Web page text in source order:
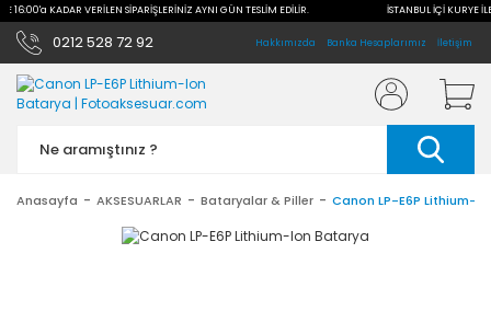
16:00'a KADAR VERİLEN SİPARİŞLERİNİZ AYNI GÜN TESLİM EDİLİR. İSTANBUL İÇİ KURYE
0212 528 72 92 Hakkımızda Banka Hesaplarımız İletişim
Anasayfa AKSESUARLAR Bataryalar & Piller Canon LP-E6P Lithium-